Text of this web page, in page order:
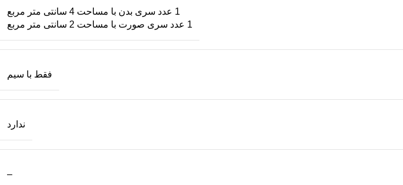
1 عدد سری بدن با مساحت 4 سانتی متر مربع
1 عدد سری صورت با مساحت 2 سانتی متر مربع
فقط با سیم
ندارد
–